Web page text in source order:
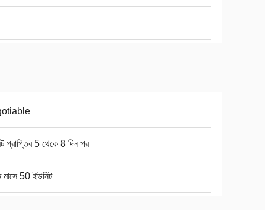
প্রাপ্তির 5 থেকে 8 দিন পর
মাসে 50 ইউনিট